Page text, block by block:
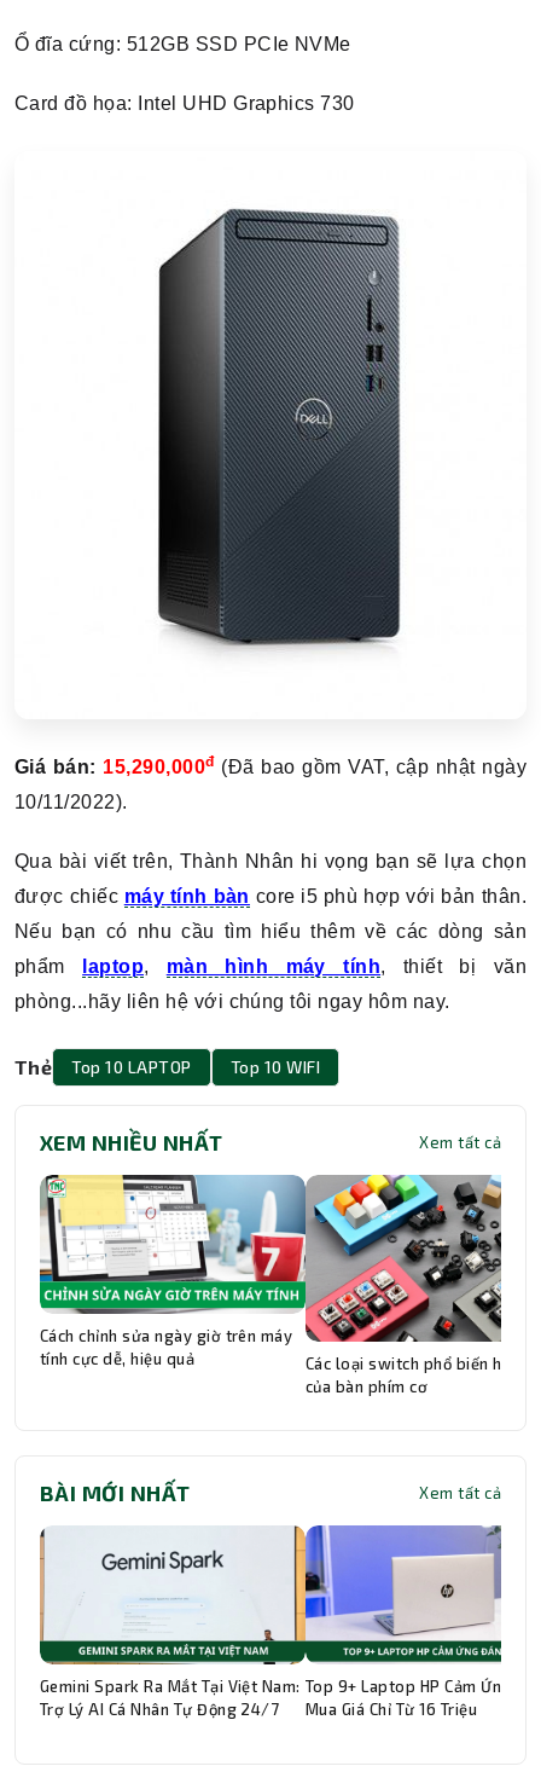
Ổ đĩa cứng: 512GB SSD PCIe NVMe
Card đồ họa: Intel UHD Graphics 730
Giá bán: 15,290,000đ (Đã bao gồm VAT, cập nhật ngày
10/11/2022).
Qua bài viết trên, Thành Nhân hi vọng bạn sẽ lựa chọn
được chiếc máy tính bàn core i5 phù hợp với bản thân.
Nếu bạn có nhu cầu tìm hiểu thêm về các dòng sản
phẩm
laptop, màn hình máy tính, thiết bị văn
phòng...hãy liên hệ với chúng tôi ngay hôm nay.
Thẻ Top 10 LAPTOP Top 10 WIFI
XEM NHIỀU NHẤT Xem tất cả
Cách chỉnh sửa ngày giờ trên máy
tính cực dễ, hiệu quả
Các loại switch phổ biến hiện
của bàn phím cơ
BÀI MỚI NHẤT Xem tất cả
Gemini Spark Ra Mắt Tại Việt Nam:
Trợ Lý AI Cá Nhân Tự Động 24/7
Top 9+ Laptop HP Cảm Ứng
Mua Giá Chỉ Từ 16 Triệu